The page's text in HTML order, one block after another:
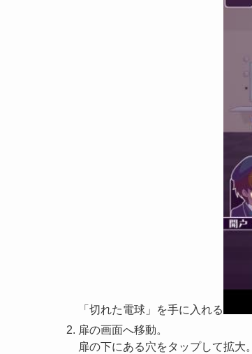
「切れた電球」を手に入れる
扉の画面へ移動。
扉の下にある穴をタップして拡大。